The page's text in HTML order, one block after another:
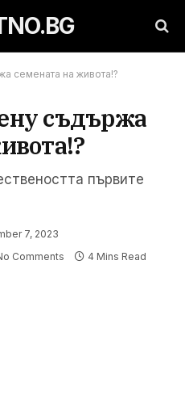
семената на живота!?
съдържа
първите
7, 2023
Comments 4 Mins Read